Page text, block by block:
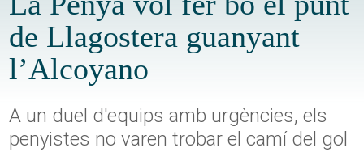
de Llagostera guanyant
l’Alcoyano
A un duel d'equips amb urgències, els
penyistes no varen trobar el camí del gol